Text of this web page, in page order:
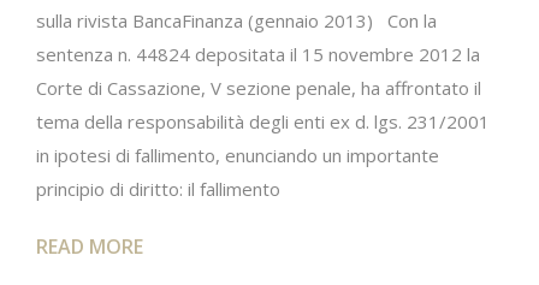
sulla rivista BancaFinanza (gennaio 2013) Con la
sentenza n. 44824 depositata il 15 novembre 2012 la
Corte di Cassazione, V sezione penale, ha affrontato il
tema della responsabilità degli enti ex d. lgs. 231/2001
in ipotesi di fallimento, enunciando un importante
principio di diritto: il fallimento
READ MORE